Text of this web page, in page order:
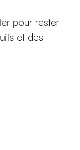
pour rester
et des